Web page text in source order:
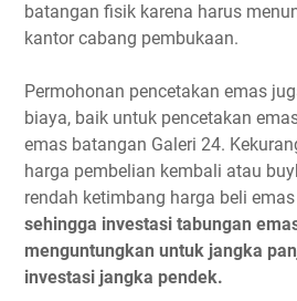
batangan fisik karena harus
kantor cabang pembukaan.
Permohonan pencetakan emas
biaya, baik untuk pencetakan
emas batangan Galeri 24.
harga pembelian kembali atau
rendah ketimbang harga beli
sehingga investasi tabungan
menguntungkan untuk jangka
investasi jangka pendek.